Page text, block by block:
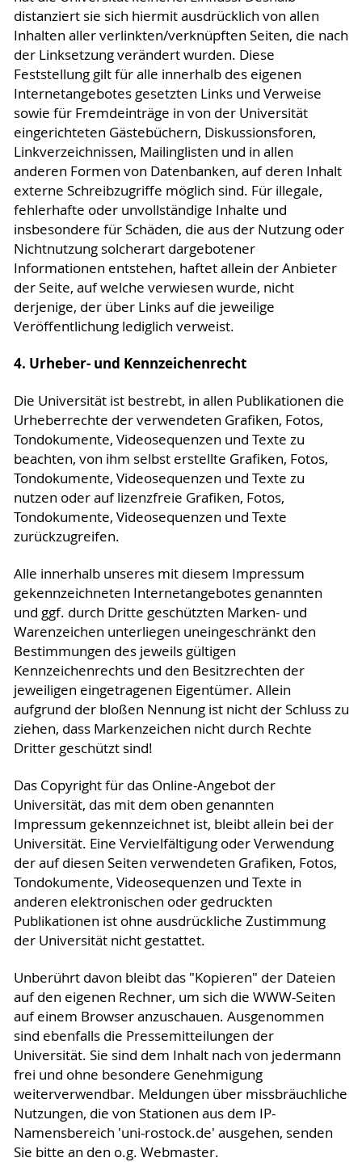
distanziert sie sich hiermit ausdrücklich von allen
Inhalten aller verlinkten/verknüpften Seiten, die nach
der Linksetzung verändert wurden. Diese
Feststellung gilt für alle innerhalb des eigenen
Internetangebotes gesetzten Links und Verweise
sowie für Fremdeinträge in von der Universität
eingerichteten Gästebüchern, Diskussionsforen,
Linkverzeichnissen, Mailinglisten und in allen
anderen Formen von Datenbanken, auf deren Inhalt
externe Schreibzugriffe möglich sind. Für illegale,
fehlerhafte oder unvollständige Inhalte und
insbesondere für Schäden, die aus der Nutzung oder
Nichtnutzung solcherart dargebotener
Informationen entstehen, haftet allein der Anbieter
der Seite, auf welche verwiesen wurde, nicht
derjenige, der über Links auf die jeweilige
Veröffentlichung lediglich verweist.
4. Urheber- und Kennzeichenrecht
Die Universität ist bestrebt, in allen Publikationen die
Urheberrechte der verwendeten Grafiken, Fotos,
Tondokumente, Videosequenzen und Texte zu
beachten, von ihm selbst erstellte Grafiken, Fotos,
Tondokumente, Videosequenzen und Texte zu
nutzen oder auf lizenzfreie Grafiken, Fotos,
Tondokumente, Videosequenzen und Texte
zurückzugreifen.
Alle innerhalb unseres mit diesem Impressum
gekennzeichneten Internetangebotes genannten
und ggf. durch Dritte geschützten Marken- und
Warenzeichen unterliegen uneingeschränkt den
Bestimmungen des jeweils gültigen
Kennzeichenrechts und den Besitzrechten der
jeweiligen eingetragenen Eigentümer. Allein
aufgrund der bloßen Nennung ist nicht der Schluss zu
ziehen, dass Markenzeichen nicht durch Rechte
Dritter geschützt sind!
Das Copyright für das Online-Angebot der
Universität, das mit dem oben genannten
Impressum gekennzeichnet ist, bleibt allein bei der
Universität. Eine Vervielfältigung oder Verwendung
der auf diesen Seiten verwendeten Grafiken, Fotos,
Tondokumente, Videosequenzen und Texte in
anderen elektronischen oder gedruckten
Publikationen ist ohne ausdrückliche Zustimmung
der Universität nicht gestattet.
Unberührt davon bleibt das "Kopieren" der Dateien
auf den eigenen Rechner, um sich die WWW-Seiten
auf einem Browser anzuschauen. Ausgenommen
sind ebenfalls die Pressemitteilungen der
Universität. Sie sind dem Inhalt nach von jedermann
frei und ohne besondere Genehmigung
weiterverwendbar. Meldungen über missbräuchliche
Nutzungen, die von Stationen aus dem IP-
Namensbereich 'uni-rostock.de' ausgehen, senden
Sie bitte an den o.g. Webmaster.